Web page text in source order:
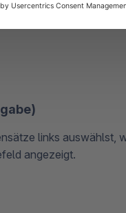
links auswählst,
angezeigt.